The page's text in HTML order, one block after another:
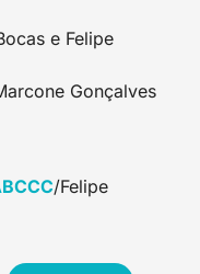
e Felipe
Gonçalves
/Felipe